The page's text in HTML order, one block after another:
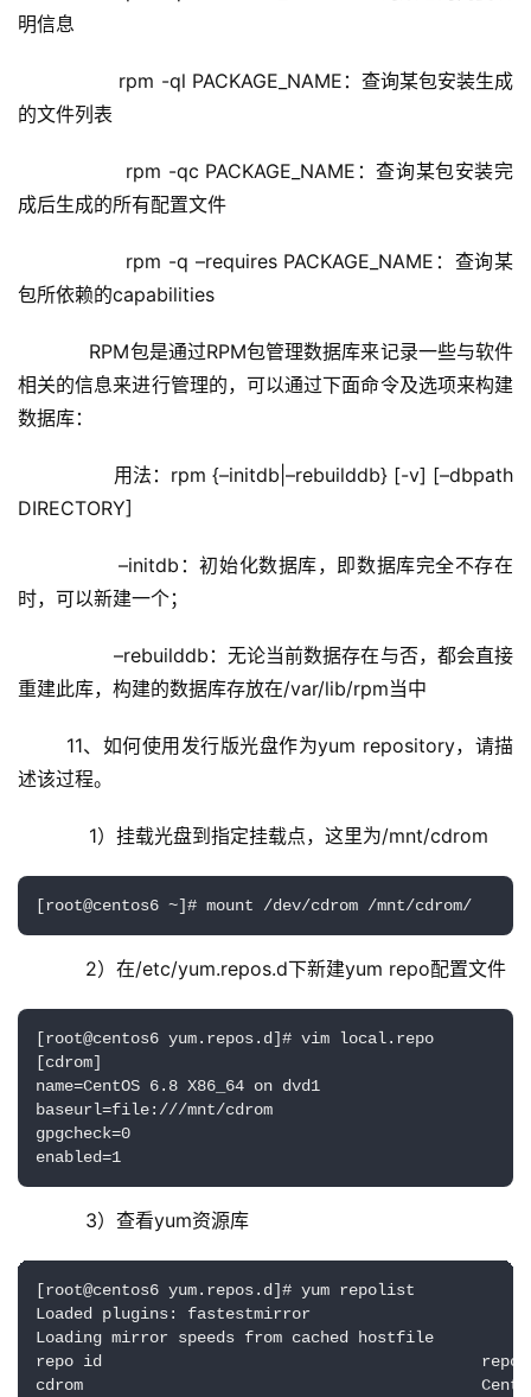
明信息
的文件列表
成后生成的所有配置文件
包所依赖的capabilities
相关的信息来进行管理的，可以通过下面命令及选项来构建
数据库：
DIRECTORY]
时，可以新建一个；
重建此库，构建的数据库存放在/var/lib/rpm当中
述该过程。
	    1）挂载光盘到指定挂载点，这里为/mnt/cdrom
[root@centos6 ~]# mount /dev/cdrom /mnt/cdrom/
2）在/etc/yum.repos.d下新建yum repo配置文件
[root@centos6 yum.repos.d]# vim local.repo
[cdrom]
name=CentOS 6.8 X86_64 on dvd1
baseurl=file:///mnt/cdrom
gpgcheck=0
enabled=1
3）查看yum资源库
[root@centos6 yum.repos.d]# yum repolist
Loaded plugins: fastestmirror
Loading mirror speeds from cached hostfile
repo id
cdrom